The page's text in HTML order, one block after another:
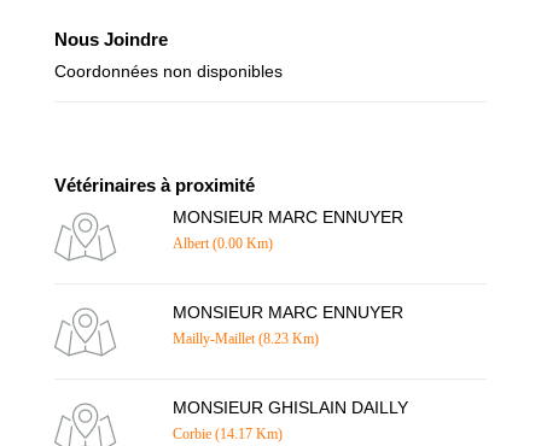
Nous Joindre
Coordonnées non disponibles
Vétérinaires à proximité
MONSIEUR MARC ENNUYER
Albert (0.00 Km)
MONSIEUR MARC ENNUYER
Mailly-Maillet (8.23 Km)
MONSIEUR GHISLAIN DAILLY
Corbie (14.17 Km)